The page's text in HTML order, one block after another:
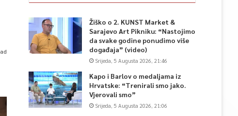
Žiško o 2. KUNST Market &
Sarajevo Art Pikniku: “Nastojimo
da svake godine ponudimo više
događaja” (video)
Srijeda, 5 Augusta 2026, 21:46
Kapo i Barlov o medaljama iz
Hrvatske: “Trenirali smo jako.
Vjerovali smo”
Srijeda, 5 Augusta 2026, 21:06